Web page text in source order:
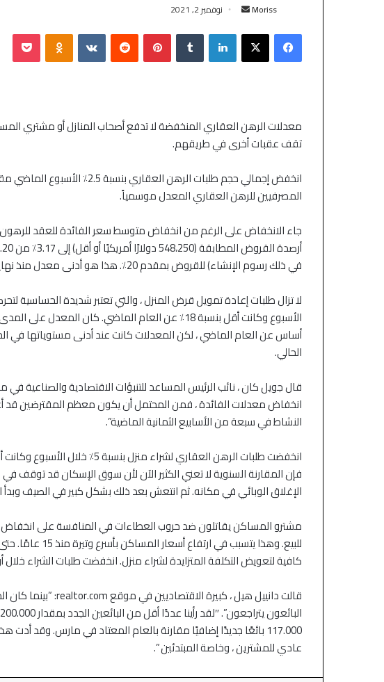
Moriss نوفمبر 2, 2021
معدلات الرهن العقاري المنخفضة لا تدفع أصحاب المنازل أو مشتري
تقف عقبات أخرى في طريقهم.
انخفض إجمالي حجم طلبات الرهن
المصرفيين للرهن العقاري المعدل موسمياً.
في ذلك رسوم الإنشاء) للقروض بمقدم 20٪. هذا هو أدنى معدل منذ نهاية فبراير.
أساس عن العام الماضي ، لكن المعدلات كانت عند أدنى مستوياتها في
الحالي.
قال جويل كان ، نائب الرئيس المساعد للتنبؤات الاقتصادية والصناعية
انخفاض معدلات الفائدة ، فمن المحتمل أن يكون معظم المقترضين قد
النشاط في سبعة من الأسابيع الثمانية الماضية”.
فإن المقارنة السنوية لا تعني الكثير الآن لأن سوق الإسكان قد توقف
الإغلاق الوبائي في مكانه. ثم انتعش بعد ذلك بشكل كبير في الصيف
مشترو المساكن يقاتلون ضد حروب العطاءات في المنافسة على
للبيع. وهذا يتسبب
كافية لتعويض التكلفة المتزايدة لشراء منزل. انخفضت طلبات الشراء
117.000 بائعًا جديدًا إضافيًا مقارنة بالعام المعتاد في مارس. وقد
عادي للمشترين ، وخاصة المبتدئين ”.
الين والدولار يتحركان بحذر وسط ترقب
اتفاق أمريكي إيراني
النفط يتراجع مع تأجيج محادثات
وعمان